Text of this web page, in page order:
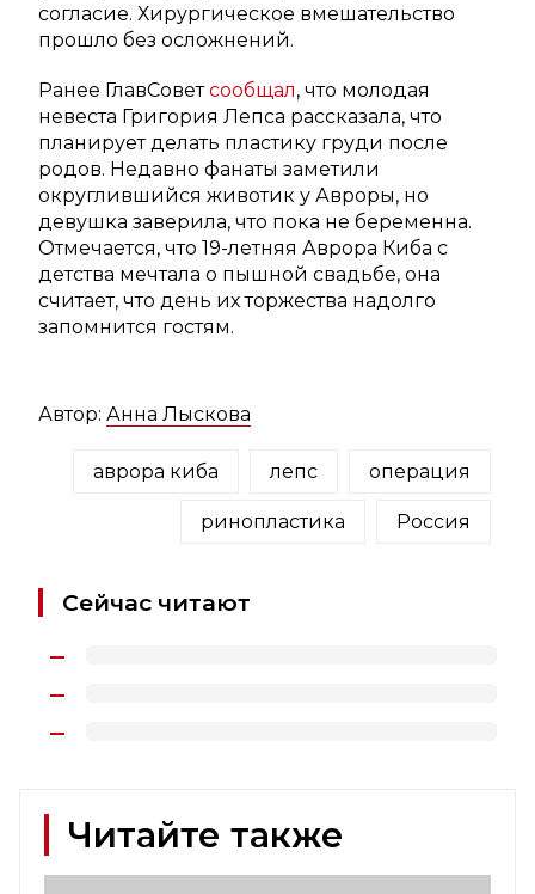
согласие. Хирургическое вмешательство
прошло без осложнений.
Ранее ГлавСоветсообщал, что молодая
невеста Григория Лепса рассказала, что
планирует делать пластику груди после
родов. Недавно фанаты заметили
округлившийся животик у Авроры, но
девушка заверила, что пока не беременна.
Отмечается, что 19-летняя Аврора Киба с
детства мечтала о пышной свадьбе, она
считает, что день их торжества надолго
запомнится гостям.
Автор: Анна Лыскова
аврора киба лепс операция
ринопластика Россия
Сейчас читают
Читайте также